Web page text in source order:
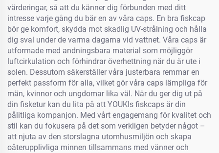
värderingar, så att du känner dig förbunden med ditt
intresse varje gång du bär en av våra caps. En bra fiskcap
bör ge komfort, skydda mot skadlig UV-strålning och hålla
dig sval under de varma dagarna vid vattnet. Våra caps är
utformade med andningsbara material som möjliggör
luftcirkulation och förhindrar överhettning när du är ute i
solen. Dessutom säkerställer våra justerbara remmar en
perfekt passform för alla, vilket gör våra caps lämpliga för
män, kvinnor och ungdomar lika väl. När du ger dig ut på
din fisketur kan du lita på att YOUKIs fiskcaps är din
pålitliga kompanjon. Med vårt engagemang för kvalitet och
stil kan du fokusera på det som verkligen betyder något –
att njuta av den storslagna utomhusmiljön och skapa
oåterupplivliga minnen tillsammans med vänner och